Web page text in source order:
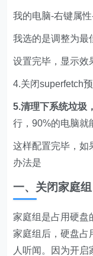
我的电脑-右键属
我选的是调整为最
设置完毕，显示效
4.关闭superfetch
5.清理下系统垃圾
行，90%的电脑就
这样配置完毕，如
办法是
一、关闭家庭组
家庭组是占用硬盘
家庭组后，硬盘占
人听闻。因为开